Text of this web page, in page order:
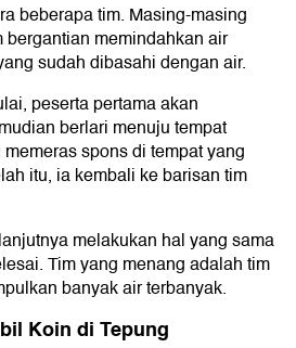
beberapa tim. Masing-masing
bergantian memindahkan air
sudah dibasahi dengan air.
peserta pertama akan
berlari menuju tempat
spons di tempat yang
itu, ia kembali ke barisan tim
melakukan hal yang sama
Tim yang menang adalah tim
banyak air terbanyak.
Koin di Tepung